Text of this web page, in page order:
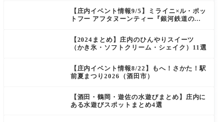
【庄内イベント情報9/5】ミライニ×ル・ポッ
トフー アフタヌーンティー『銀河鉄道の
【2024まとめ】庄内のひんやりスイーツ
（かき氷・ソフトクリーム・シェイク）11選
【庄内イベント情報8/22】もへ！さかた！駅
前夏まつり2026（酒田市）
【酒田・鶴岡・遊佐の水遊びまとめ】庄内に
ある水遊びスポットまとめ4選